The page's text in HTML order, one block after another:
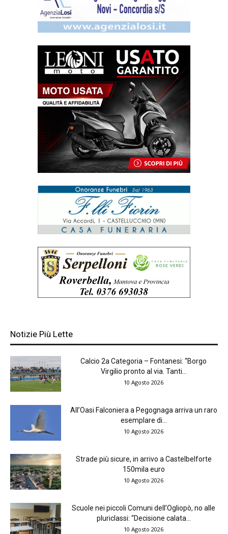
Notizie Più Lette
Calcio 2a Categoria – Fontanesi: “Borgo
Virgilio pronto al via. Tanti...
10 Agosto 2026
All’Oasi Falconiera a Pegognaga arriva un raro
esemplare di...
10 Agosto 2026
Strade più sicure, in arrivo a Castelbelforte
150mila euro
10 Agosto 2026
Scuole nei piccoli Comuni dell’Ogliopò, no alle
pluriclassi: “Decisione calata...
10 Agosto 2026